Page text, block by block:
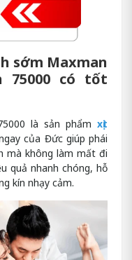
sớm Maxman
75000 có tốt
là sản phẩm xịt
của Đức giúp phái
mà không làm mất đi
quả nhanh chóng, hỗ
kín nhạy cảm.